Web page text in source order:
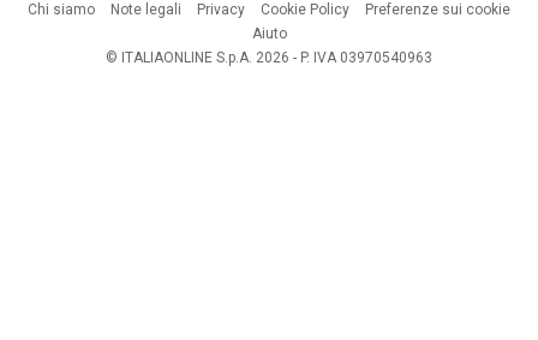
Chi siamo Note legali Privacy Cookie Policy
Preferenze sui cookie
Aiuto
© ITALIAONLINE S.p.A. 2026 - P. IVA 03970540963